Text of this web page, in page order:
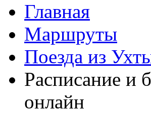
Главная
Маршруты
Поезда из
Расписание и
онлайн